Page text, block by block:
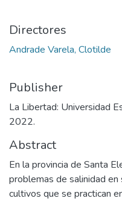
Directores
Andrade Varela, Clotilde
Publisher
La Libertad: Universidad
2022.
Abstract
En la provincia de Santa
problemas de salinidad
cultivos que se practican